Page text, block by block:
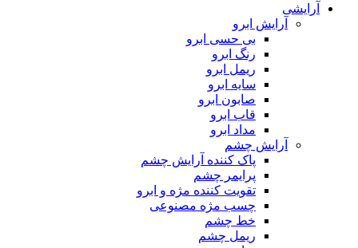
آرایشی
آرایش ابرو
بی حسی ابرو
رنگ ابرو
ریمل ابرو
سایه ابرو
صابون ابرو
قاب ابرو
مداد ابرو
آرایش چشم
پاک کننده آرایش چشم
پرایمر چشم
تقویت کننده مژه و ابرو
چسب مژه مصنوعی
خط چشم
ریمل چشم